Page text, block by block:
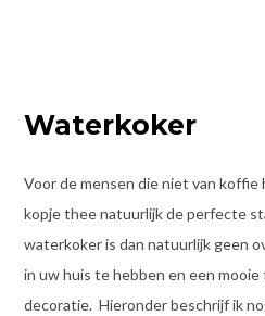
Waterkoker
Voor de mensen die niet van koffie
kopje thee natuurlijk de perfecte
waterkoker is dan natuurlijk geen
in uw huis te hebben en een
decoratie. Hieronder beschrijf ik